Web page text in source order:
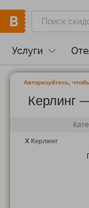
Услуги
Авторизуйтесь,
Керлинг
X Керлинг